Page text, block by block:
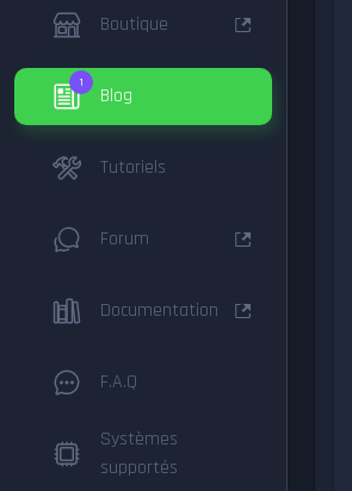
Boutique
1
Blog
Tutoriels
Forum
Documentation
F.A.Q
Systèmes
supportés